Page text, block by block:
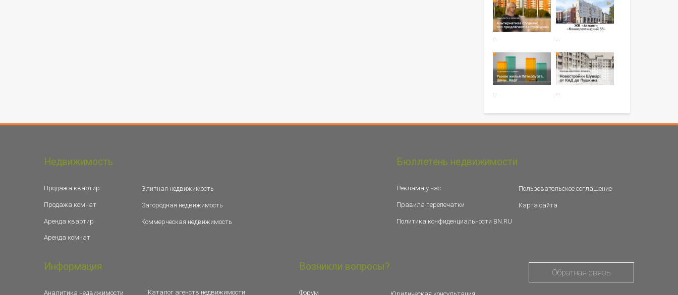
… …
Недвижимость
Продажа квартир
Продажа комнат
Аренда квартир
Аренда комнат
Элитная недвижимость
Загородная недвижимость
Коммерческая недвижимость
Бюллетень недвижимости
Реклама у нас
Правила перепечатки
Политика конфиденциальности BN.RU
Пользовательское соглашение
Карта сайта
Информация
Аналитика недвижимости Каталог агенств недвижимости
Возникли вопросы?
Форум
Обратная связь